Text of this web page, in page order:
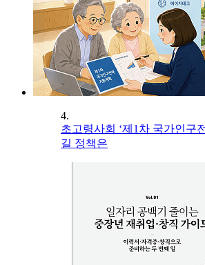
4.
초고령사회 ‘제1차 국가인구
길 정책은